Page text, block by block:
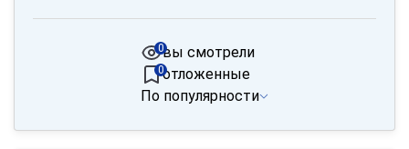
вы смотрели
0
отложенные
0
По популярности